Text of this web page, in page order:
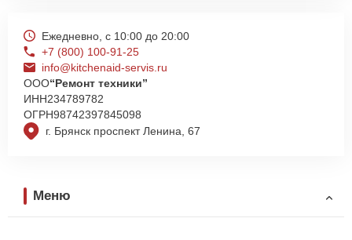
г. Брянск проспект Ленина, 67
Ежедневно, с 10:00 до 20:00
+7 (800) 100-91-25
info@kitchenaid-servis.ru
ООО“Ремонт техники”
ИНН234789782
ОГРН98742397845098
Меню